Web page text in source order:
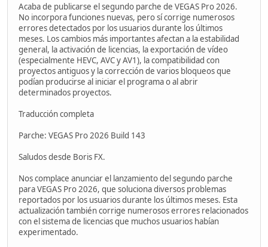
Acaba de publicarse el segundo parche de VEGAS Pro 2026.
No incorpora funciones nuevas, pero sí corrige numerosos
errores detectados por los usuarios durante los últimos
meses. Los cambios más importantes afectan a la estabilidad
general, la activación de licencias, la exportación de vídeo
(especialmente HEVC, AVC y AV1), la compatibilidad con
proyectos antiguos y la corrección de varios bloqueos que
podían producirse al iniciar el programa o al abrir
determinados proyectos.
Traducción completa
Parche: VEGAS Pro 2026 Build 143
Saludos desde Boris FX.
Nos complace anunciar el lanzamiento del segundo parche
para VEGAS Pro 2026, que soluciona diversos problemas
reportados por los usuarios durante los últimos meses. Esta
actualización también corrige numerosos errores relacionados
con el sistema de licencias que muchos usuarios habían
experimentado.